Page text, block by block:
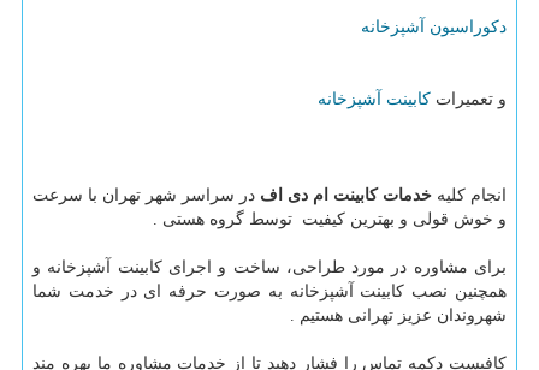
دکوراسیون آشپزخانه
و تعمیرات کابینت آشپزخانه
انجام کلیه خدمات کابینت ام دی اف در سراسر شهر تهران با سرعت
و خوش قولی و بهترین کیفیت توسط گروه هستی .
برای مشاوره در مورد طراحی، ساخت و اجرای کابینت آشپزخانه و
همچنین نصب کابینت آشپزخانه به صورت حرفه ای در خدمت شما
شهروندان عزیز تهرانی هستیم .
کافیست دکمه تماس را فشار دهید تا از خدمات مشاوره ما بهره مند